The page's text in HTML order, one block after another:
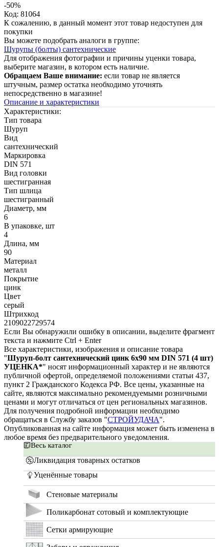
-50%
Код: 81064
К сожалению, в данный момент этот товар недоступен для
покупки
Вы можете подобрать аналоги в группе:
Шурупы (болты) сантехнические
Для отображения фотографии и причины уценки товара,
выберите магазин, в котором есть наличие.
Обращаем Ваше внимание: если товар не является
штучным, размер остатка необходимо уточнять
непосредственно в магазине!
Описание и характеристики
Характеристики:
Тип товара
Шуруп
Вид
сантехнический
Маркировка
DIN 571
Вид головки
шестигранная
Тип шлица
шестигранный
Диаметр, мм
6
В упаковке, шт
4
Длина, мм
90
Материал
металл
Покрытие
цинк
Цвет
серый
Штрихкод
2109022729574
Если Вы обнаружили ошибку в описании, выделите фрагмент
текста и нажмите Ctrl + Enter
Все характеристики, изображения и описание товара
"Шуруп-болт сантехнический цинк 6х90 мм DIN 571 (4 шт)
УЦЕНКА*" носят информационный характер и не являются
публичной офертой, определяемой положениями статьи 437,
пункт 2 Гражданского Кодекса РФ. Все цены, указанные на
сайте, являются максимально рекомендуемыми розничными
ценами и могут отличаться от цен региональных магазинов.
Для получения подробной информации необходимо
обращаться в Службу заказов "СТРОЙУДАЧА".
Опубликованная на сайте информация может быть изменена в
любое время без предварительного уведомления.
Весь каталог
Ликвидация товарных остатков
Уценённые товары
Стеновые материалы
Поликарбонат сотовый и комплектующие
Сетки армирующие